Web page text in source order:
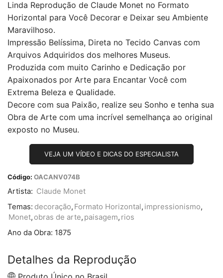
Linda Reprodução de Claude Monet no Formato
Horizontal para Você Decorar e Deixar seu Ambiente
Maravilhoso.
Impressão Belíssima, Direta no Tecido Canvas com
Arquivos Adquiridos dos melhores Museus.
Produzida com muito Carinho e Dedicação por
Apaixonados por Arte para Encantar Você com
Extrema Beleza e Qualidade.
Decore com sua Paixão, realize seu Sonho e tenha sua
Obra de Arte com uma incrível semelhança ao original
exposto no Museu.
VEJA UM VÍDEO E DICAS DO ESPECIALISTA
Código: OACANV074B
Artista: Claude Monet
Temas: decoração, Formato Horizontal, impressionismo,
Monet, obras de arte, paisagem, rios
Ano da Obra: 1875
Detalhes da Reprodução